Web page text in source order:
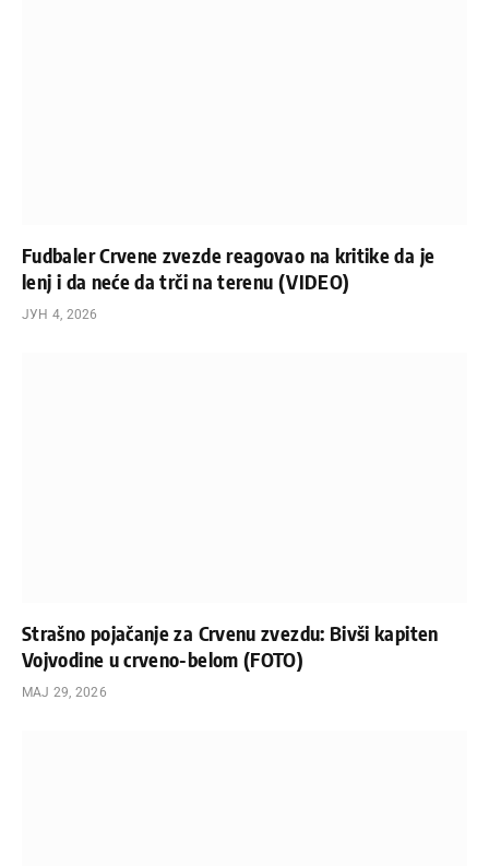
Fudbaler Crvene zvezde reagovao na kritike da je
lenj i da neće da trči na terenu (VIDEO)
ЈУН 4, 2026
Strašno pojačanje za Crvenu zvezdu: Bivši kapiten
Vojvodine u crveno-belom (FOTO)
МАЈ 29, 2026